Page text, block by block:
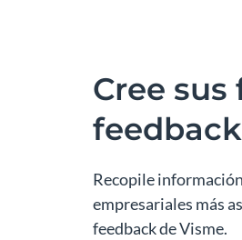
Cree
Recopile
empresariales más
feedback de Visme.